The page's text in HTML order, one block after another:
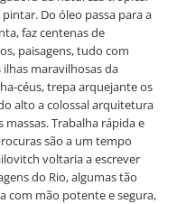
Do óleo passa para a
faz centenas de
paisagens, tudo com
ilhas maravilhosas da
céus, trepa arquejante os
alto a colossal arquitetura
Trabalha rápida e
são a um tempo
voltaria a escrever
do Rio, algumas tão
com mão potente e segura,